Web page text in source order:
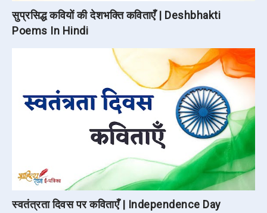
सुप्रसिद्ध कवियों की देशभक्ति कविताएँ | Deshbhakti
Poems In Hindi
स्वतंत्रता दिवस पर कविताएँ | Independence Day